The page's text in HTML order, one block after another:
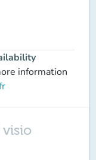
information
visio